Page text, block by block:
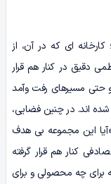
ای که در آن، از
دقیق در کنار هم قرار
و حتی مسیرهای رفت وآمد
اند. در چنین فضایی،
این مجموعه بی هدف
کنار هم قرار گرفته
برای چه محصولی و برای